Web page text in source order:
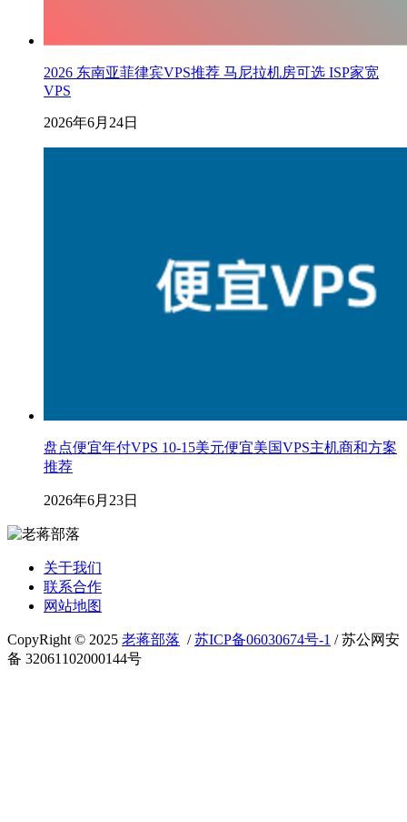
2026 东南亚菲律宾VPS推荐 马尼拉机房可选 ISP家宽
VPS
2026年6月24日
盘点便宜年付VPS 10-15美元便宜美国VPS主机商和方案
推荐
2026年6月23日
关于我们
联系合作
网站地图
CopyRight © 2025 老蒋部落 /苏ICP备06030674号-1 / 苏公网安
备 32061102000144号